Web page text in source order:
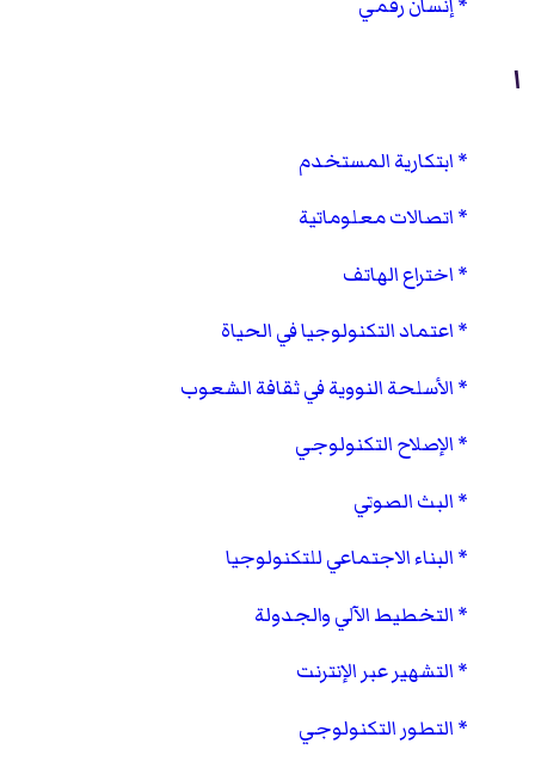
ا
ابتكارية المستخدم
اتصالات معلوماتية
اختراع الهاتف
اعتماد التكنولوجيا في الحياة
الأسلحة النووية في ثقافة الشعوب
الإصلاح التكنولوجي
البث الصوتي
البناء الاجتماعي للتكنولوجيا
التخطيط الآلي والجدولة
التشهير عبر الإنترنت
التطور التكنولوجي